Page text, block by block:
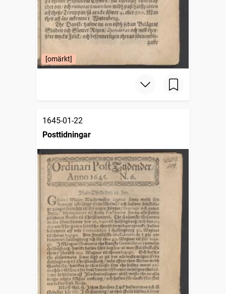
[omärkt]
1645-01-22
Posttidningar